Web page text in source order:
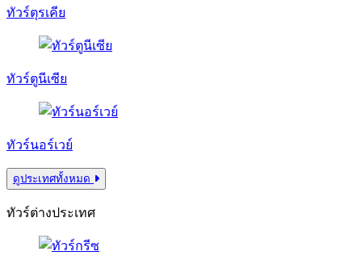
ทัวร์ตุรเคีย
ทัวร์ตูนีเซีย
ทัวร์นอร์เวย์
ดูประเทศทั้งหมด
ทัวร์ต่างประเทศ